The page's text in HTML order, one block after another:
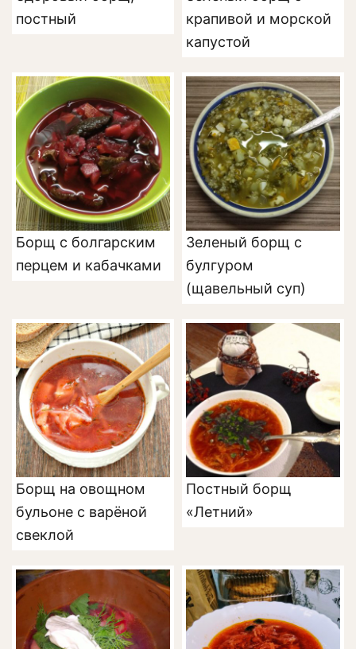
постный
крапивой и морской
капустой
Борщ с болгарским
перцем и кабачками
Зеленый борщ с
булгуром
(щавельный суп)
Борщ на овощном
бульоне с варёной
свеклой
Постный борщ
«Летний»